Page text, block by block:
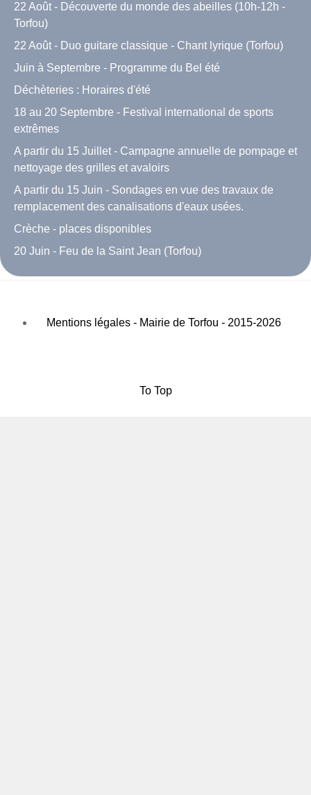
22 Août - Découverte du monde des abeilles (10h-12h -
Torfou)
22 Août - Duo guitare classique - Chant lyrique (Torfou)
Juin à Septembre - Programme du Bel été
Déchèteries : Horaires d'été
18 au 20 Septembre - Festival international de sports
extrêmes
A partir du 15 Juillet - Campagne annuelle de pompage et
nettoyage des grilles et avaloirs
A partir du 15 Juin - Sondages en vue des travaux de
remplacement des canalisations d'eaux usées.
Crèche - places disponibles
20 Juin - Feu de la Saint Jean (Torfou)
Mentions légales - Mairie de Torfou - 2015-2026
To Top